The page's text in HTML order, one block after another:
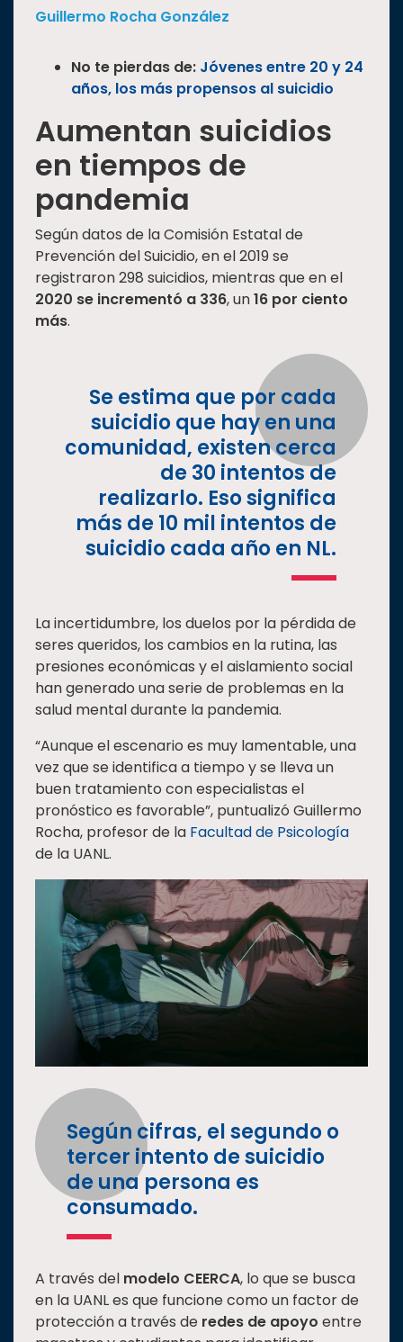
Guillermo Rocha González
No te pierdas de: Jóvenes entre 20 y 24
años, los más propensos al suicidio
Aumentan suicidios
en tiempos de
pandemia
Según datos de la Comisión Estatal de
Prevención del Suicidio, en el 2019 se
registraron 298 suicidios, mientras que en el
2020 se incrementó a 336, un16 por ciento
más.
Se estima que por cada
suicidio que hay en una
comunidad, existen cerca
de 30 intentos de
realizarlo. Eso significa
más de 10 mil intentos de
suicidio cada año en NL.
La incertidumbre, los duelos por la pérdida de
seres queridos, los cambios en la rutina, las
presiones económicas y el aislamiento social
han generado una serie de problemas en la
salud mental durante la pandemia.
“Aunque el escenario es muy lamentable, una
vez que se identifica a tiempo y se lleva un
buen tratamiento con especialistas el
pronóstico es favorable”, puntualizó Guillermo
Rocha, profesor de la Facultad de Psicología
de la UANL.
Según cifras, el segundo o
tercer intento de suicidio
de una persona es
consumado.
A través del modelo CEERCA, lo que se busca
en la UANL es que funcione como un factor de
protección a través de redes de apoyo entre